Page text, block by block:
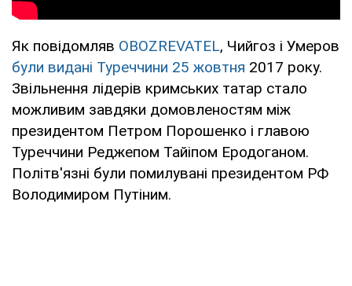
Як повідомляв OBOZREVATEL, Чийгоз і Умеров
були видані Туреччини 25 жовтня 2017 року.
Звільнення лідерів кримських татар стало
можливим завдяки домовленостям між
президентом Петром Порошенко і главою
Туреччини Реджепом Тайіпом Еродоганом.
Політв'язні були помилувані президентом РФ
Володимиром Путіним.